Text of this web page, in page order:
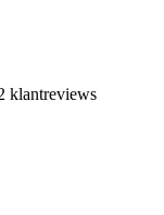
klantreviews